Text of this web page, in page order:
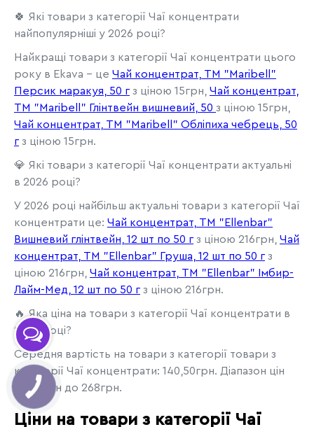
🍀 Які товари з категорії Чаї концентрати
найпопулярніші у 2026 році?
Найкращі товари з категорії Чаї концентрати цього
року в Ekava - це Чай концентрат, ТМ "Maribell"
Персик маракуя, 50 г з ціною 15грн, Чай концентрат,
ТМ "Maribell" Глінтвейн вишневий, 50 з ціною 15грн,
Чай концентрат, ТМ "Maribell" Обліпиха чебрець, 50
г з ціною 15грн.
💎 Які товари з категорії Чаї концентрати актуальні
в 2026 році?
У 2026 році найбільш актуальні товари з категорії Чаї
концентрати це: Чай концентрат, TM "Ellenbar"
Вишневий глінтвейн, 12 шт по 50 г з ціною 216грн, Чай
концентрат, TM "Ellenbar" Груша, 12 шт по 50 г з
ціною 216грн, Чай концентрат, TM "Ellenbar" Імбир-
Лайм-Мед, 12 шт по 50 г з ціною 216грн.
🔥 Яка ціна на товари з категорії Чаї концентрати в
2026 році?
Середня вартість на товари з категорії товари з
категорії Чаї концентрати: 140,50грн. Діапазон цін
від 13грн до 268грн.
Ціни на товари з категорії Чаї